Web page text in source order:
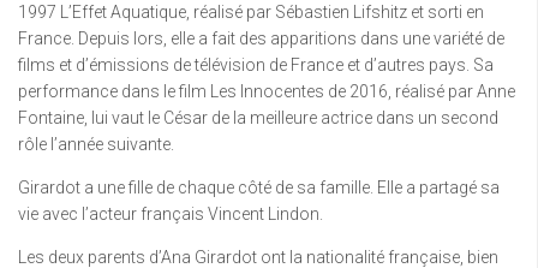
1997 L’Effet Aquatique, réalisé par Sébastien Lifshitz et sorti en
France. Depuis lors, elle a fait des apparitions dans une variété de
films et d’émissions de télévision de France et d’autres pays. Sa
performance dans le film Les Innocentes de 2016, réalisé par Anne
Fontaine, lui vaut le César de la meilleure actrice dans un second
rôle l’année suivante.
Girardot a une fille de chaque côté de sa famille. Elle a partagé sa
vie avec l’acteur français Vincent Lindon.
Les deux parents d’Ana Girardot ont la nationalité française, bien